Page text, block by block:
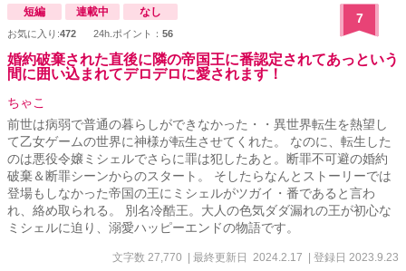
短編 連載中 なし
お気に入り:472 24h.ポイント： 56
7
婚約破棄された直後に隣の帝国王に番認定されてあっという
間に囲い込まれてデロデロに愛されます！
ちゃこ
前世は病弱で普通の暮らしができなかった・・異世界転生を熱望し
て乙女ゲームの世界に神様が転生させてくれた。 なのに、転生した
のは悪役令嬢ミシェルでさらに罪は犯したあと。断罪不可避の婚約
破棄＆断罪シーンからのスタート。 そしたらなんとストーリーでは
登場もしなかった帝国の王にミシェルがツガイ・番であると言わ
れ、絡め取られる。 別名冷酷王。大人の色気ダダ漏れの王が初心な
ミシェルに迫り、溺愛ハッピーエンドの物語です。
文字数 27,770 | 最終更新日 2024.2.17 | 登録日 2023.9.23